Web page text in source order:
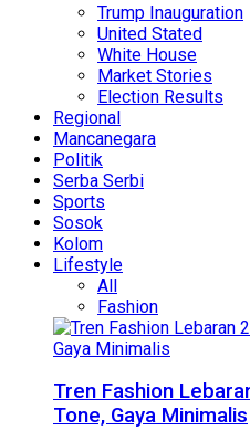
Trump Inauguration
United Stated
White House
Market Stories
Election Results
Regional
Mancanegara
Politik
Serba Serbi
Sports
Sosok
Kolom
Lifestyle
All
Fashion
Tren Fashion
Tone, Gaya Minimalis